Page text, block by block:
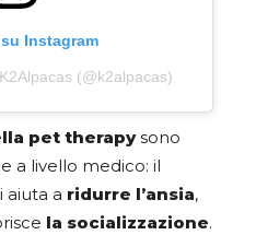
Instagram
(@k2alpacas)
pet therapysono
a livello medico: il
aiuta a ridurre l’ansia,
la socializzazione.